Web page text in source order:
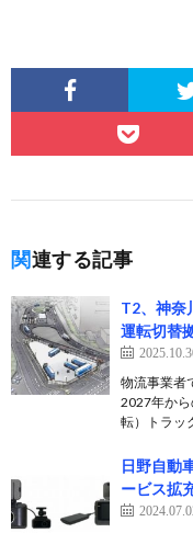
関連する記事
T2、神奈
運転切替
物流事業者
2027年か
転）トラッ
日野自動
ービス拡